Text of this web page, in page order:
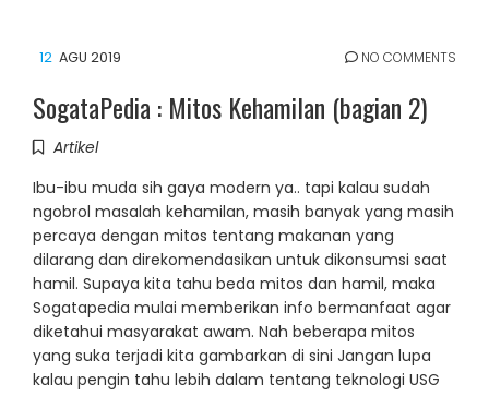
12 AGU 2019 NO COMMENTS
SogataPedia : Mitos Kehamilan (bagian 2)
Artikel
Ibu-ibu muda sih gaya modern ya.. tapi kalau sudah
ngobrol masalah kehamilan, masih banyak yang masih
percaya dengan mitos tentang makanan yang
dilarang dan direkomendasikan untuk dikonsumsi saat
hamil. Supaya kita tahu beda mitos dan hamil, maka
Sogatapedia mulai memberikan info bermanfaat agar
diketahui masyarakat awam. Nah beberapa mitos
yang suka terjadi kita gambarkan di sini Jangan lupa
kalau pengin tahu lebih dalam tentang teknologi USG